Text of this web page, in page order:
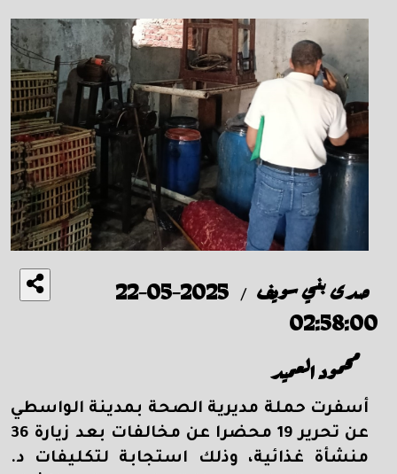
صدى بني سويف /
2025-05-22
02:58:00
محمود العميد
أسفرت حملة مديرية الصحة بمدينة الواسطي
عن تحرير 19 محضرا عن مخالفات بعد زيارة 36
منشأة غذائية، وذلك استجابة لتكليفات د.